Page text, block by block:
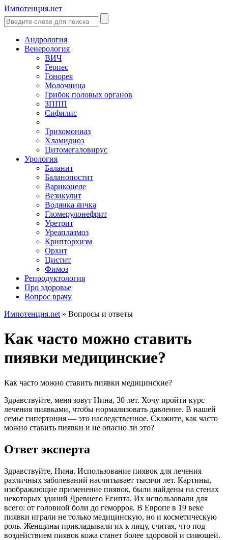
Импотенция.нет
Андрология
Венерология
ВИЧ
Герпес
Гонорея
Молочница
Грибок половых органов
ЗППП
Сифилис
Трихомониаз
Хламидиоз
Цитомегаловирус
Урология
Баланит
Баланопостит
Варикоцеле
Везикулит
Водянка яичка
Гломерулонефрит
Уретрит
Уреаплазмоз
Крипторхизм
Орхит
Цистит
Фимоз
Репродуктология
Про здоровье
Вопрос врачу
Импотенция.net » Вопросы и ответы
Как часто можно ставить
пиявки медицинские?
Как часто можно ставить пиявки медицинские?
Здравствуйте, меня зовут Нина, 30 лет. Хочу пройти курс
лечения пиявками, чтобы нормализовать давление. В нашей
семье гипертония — это наследственное. Скажите, как часто
можно ставить пиявки и не опасно ли это?
Ответ эксперта
Здравствуйте, Нина. Использование пиявок для лечения
различных заболеваний насчитывает тысячи лет. Картины,
изображающие применение пиявок, были найдены на стенах
некоторых зданий Древнего Египта. Их использовали для
всего: от головной боли до геморроя. В Европе в 19 веке
пиявки играли не только медицинскую, но и косметическую
роль. Женщины прикладывали их к лицу, считая, что под
воздействием пиявок кожа станет более здоровой и сияющей.